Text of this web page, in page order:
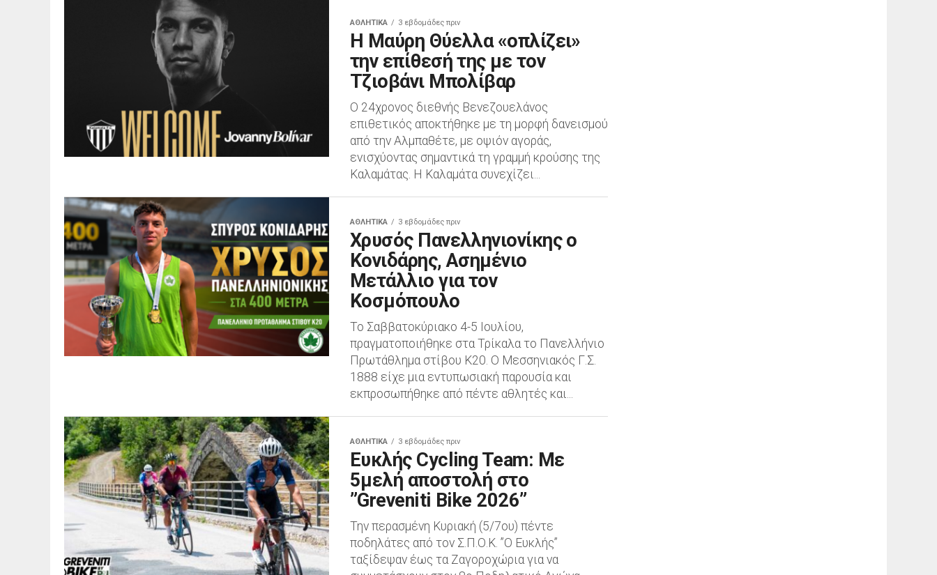
ΑΘΛΗΤΙΚΆ 3 εβδομάδες πριν
Η Μαύρη Θύελλα «οπλίζει»
την επίθεσή της με τον
Τζιοβάνι Μπολίβαρ
Ο 24χρονος διεθνής Βενεζουελάνος
επιθετικός αποκτήθηκε με τη μορφή δανεισμού
από την Αλμπαθέτε, με οψιόν αγοράς,
ενισχύοντας σημαντικά τη γραμμή κρούσης της
Καλαμάτας. Η Καλαμάτα συνεχίζει...
ΑΘΛΗΤΙΚΆ 3 εβδομάδες πριν
Χρυσός Πανελληνιονίκης ο
Κονιδάρης, Ασημένιο
Μετάλλιο για τον
Κοσμόπουλο
Το Σαββατοκύριακο 4-5 Ιουλίου,
πραγματοποιήθηκε στα Τρίκαλα το Πανελλήνιο
Πρωτάθλημα στίβου Κ20. Ο Μεσσηνιακός Γ.Σ.
1888 είχε μια εντυπωσιακή παρουσία και
εκπροσωπήθηκε από πέντε αθλητές και...
ΑΘΛΗΤΙΚΆ 3 εβδομάδες πριν
Ευκλής Cycling Team: Με
5μελή αποστολή στο
”Greveniti Bike 2026”
Την περασμένη Κυριακή (5/7ου) πέντε
ποδηλάτες από τον Σ.Π.Ο.Κ. ”Ο Ευκλής”
ταξίδεψαν έως τα Ζαγοροχώρια για να